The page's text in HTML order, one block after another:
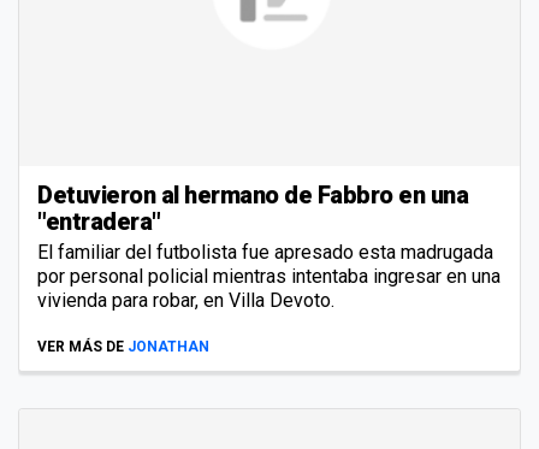
Detuvieron al hermano de Fabbro en una
"entradera"
El familiar del futbolista fue apresado esta madrugada
por personal policial mientras intentaba ingresar en una
vivienda para robar, en Villa Devoto.
VER MÁS DE JONATHAN